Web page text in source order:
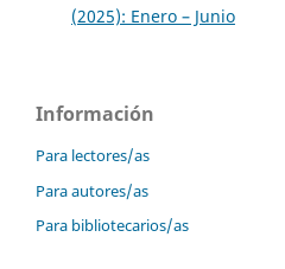
(2025): Enero – Junio
Información
Para lectores/as
Para autores/as
Para bibliotecarios/as